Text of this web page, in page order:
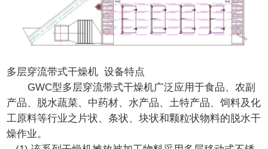
多层穿流带式干燥机 设备特点
GWC型多层穿流带式干燥机广泛应用于食品、农副
产品、脱水蔬菜、中药材、水产品、土特产品、饲料及化
工原料等行业之片状、条状、块状和颗粒状物料的脱水干
燥作业。